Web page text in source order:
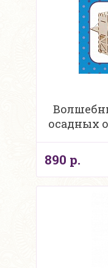
осадных
890 р.